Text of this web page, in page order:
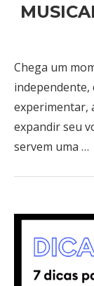
Chega um
independente,
experimentar,
expandir seu
servem uma …